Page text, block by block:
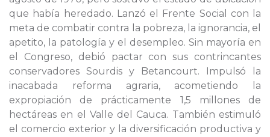
que había heredado. Lanzó el Frente Social con la
meta de combatir contra la pobreza, la ignorancia, el
apetito, la patología y el desempleo. Sin mayoría en
el Congreso, debió pactar con sus contrincantes
conservadores Sourdis y Betancourt. Impulsó la
inacabada reforma agraria, acometiendo la
expropiación de prácticamente 1,5 millones de
hectáreas en el Valle del Cauca. También estimuló
el comercio exterior y la diversificación productiva y